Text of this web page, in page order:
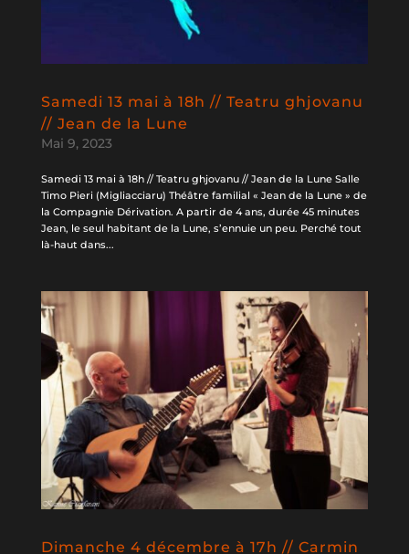
Samedi 13 mai à 18h // Teatru ghjovanu
// Jean de la Lune
Mai 9, 2023
Samedi 13 mai à 18h // Teatru ghjovanu // Jean de la Lune Salle
Timo Pieri (Migliacciaru) Théâtre familial « Jean de la Lune » de
la Compagnie Dérivation. A partir de 4 ans, durée 45 minutes
Jean, le seul habitant de la Lune, s’ennuie un peu. Perché tout
là-haut dans...
Dimanche 4 décembre à 17h // Carmin